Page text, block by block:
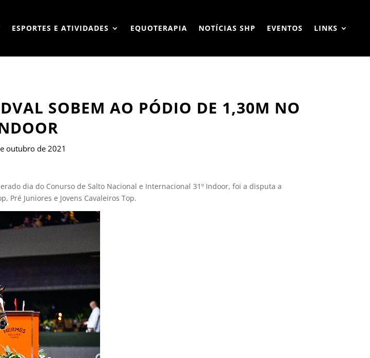
ESPORTES E ATIVIDADES EQUOTERAPIA NOTÍCIAS SHP EVENTOS LINKS
SOBEM AO PÓDIO DE 1,30M NO
outubro de 2021
dia do Conurso de Salto Nacional e Internacional 31º Indoor, foi a disputa a
Pré Juniores e Jovens Cavaleiros Top.